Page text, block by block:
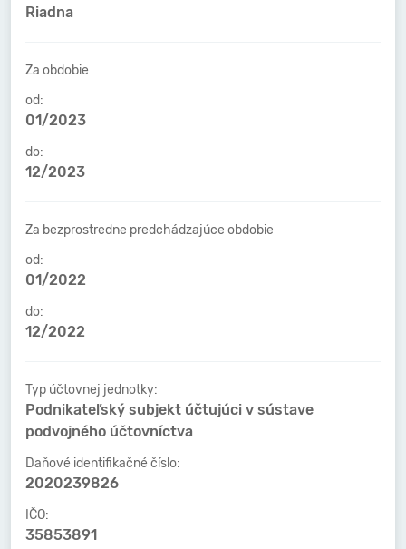
Riadna
Za obdobie
od:
01/2023
do:
12/2023
Za bezprostredne predchádzajúce obdobie
od:
01/2022
do:
12/2022
Typ účtovnej jednotky:
Podnikateľský subjekt účtujúci v sústave
podvojného účtovníctva
Daňové identifikačné číslo:
2020239826
IČO:
35853891